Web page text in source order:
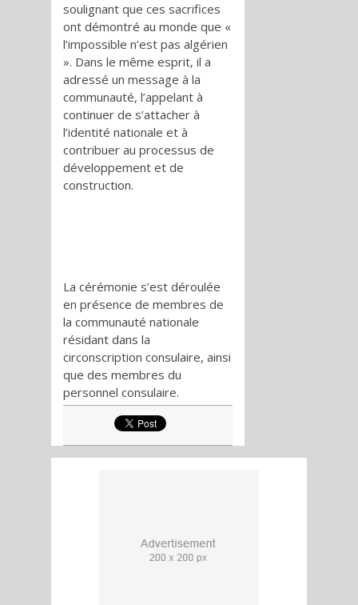
soulignant que ces sacrifices
ont démontré au monde que «
l’impossible n’est pas algérien
». Dans le même esprit, il a
adressé un message à la
communauté, l’appelant à
continuer de s’attacher à
l’identité nationale et à
contribuer au processus de
développement et de
construction.
La cérémonie s’est déroulée
en présence de membres de
la communauté nationale
résidant dans la
circonscription consulaire, ainsi
que des membres du
personnel consulaire.